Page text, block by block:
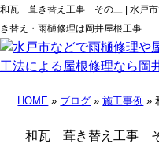
和瓦 葺き替え工事 その三 | 水戸市
き替え・雨樋修理は岡井屋根工事
HOME » ブログ »施工事例 »
和瓦 葺き替え工事